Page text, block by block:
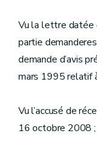
Vu la lettre datée
partie
demande d’avis
mars 1995 relatif
Vu l’accusé de
16 octobre 2008 ;